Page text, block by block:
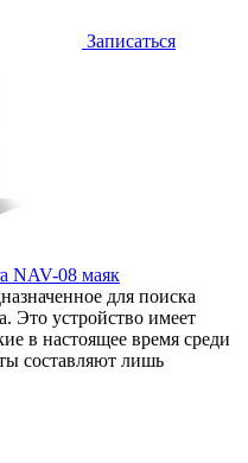
Записаться
NAV-08 маяк
для поиска
Это устройство имеет
в настоящее время среди
составляют лишь